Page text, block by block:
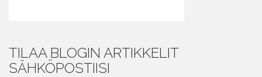
TILAA BLOGIN ARTIKKELIT
SÄHKÖPOSTIISI